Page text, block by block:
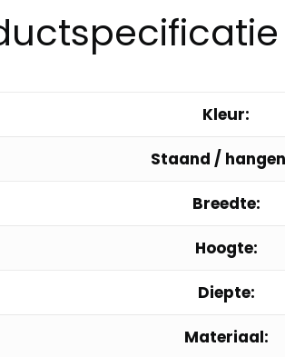
Kleur:
Staand /
Breedte:
Hoogte:
Diepte:
Materiaal: